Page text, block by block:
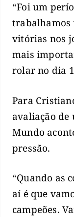
“Foi um
trabalhamos
vitórias nos
mais
rolar no dia
Para
avaliação de
Mundo
pressão.
“Quando as
aí é que
campeões.